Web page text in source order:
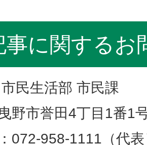
事に関するお
民生活部 市民課
野市誉田4丁目1番1
072-958-1111（代